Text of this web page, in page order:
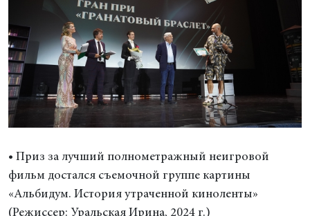
• Приз за лучший полнометражный неигровой
фильм достался съемочной группе картины
«Альбидум. История утраченной киноленты»
(Режиссер: Уральская Ирина, 2024 г.)